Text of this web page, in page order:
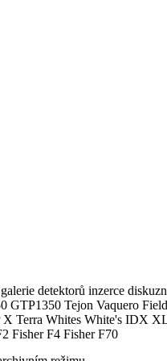
detektorů inzerce
Tejon Vaquero
Terra Whites White's IDX
Fisher F4 Fisher F70